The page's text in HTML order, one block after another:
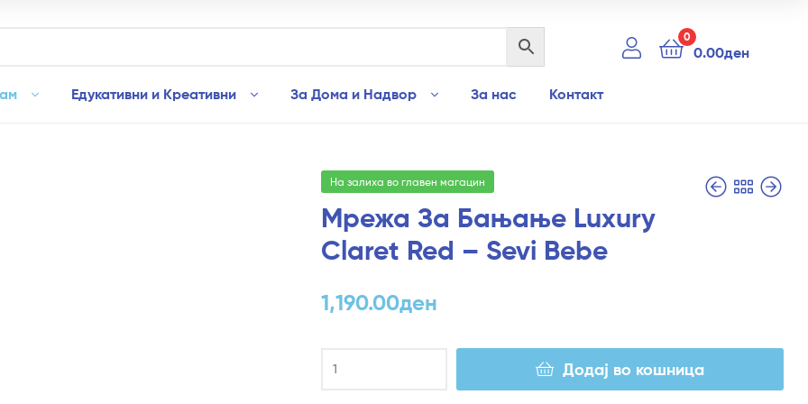
0
0.00ден
Едукативни и Креативни За Дома и Надвор За нас Контакт
На залиха во главен магацин
Мрежа За Бањање Luxury
Claret Red – Sevi Bebe
1,190.00ден
Додај во кошница